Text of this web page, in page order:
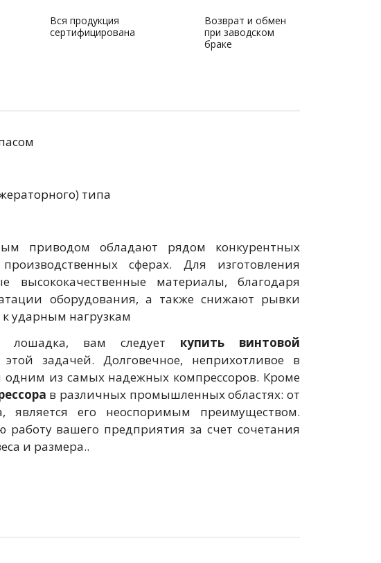
Вся продукция
сертифицирована
Возврат и обмен
при заводском
браке
типа
приводом обладают рядом конкурентных
сферах. Для изготовления
высококачественные материалы, благодаря
оборудования, а также снижают рывки
ударным нагрузкам
лошадка, вам следует
купить винтовой
задачей. Долговечное, неприхотливое в
одним из самых надежных компрессоров. Кроме
в различных промышленных областях: от
является его неоспоримым преимуществом.
работу вашего предприятия за счет сочетания
и размера..